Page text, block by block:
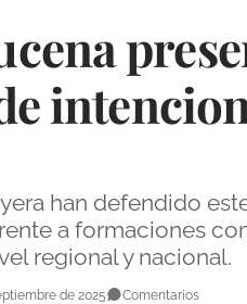
han defendido
a formaciones
regional y nacional.
de 2025 Comentarios